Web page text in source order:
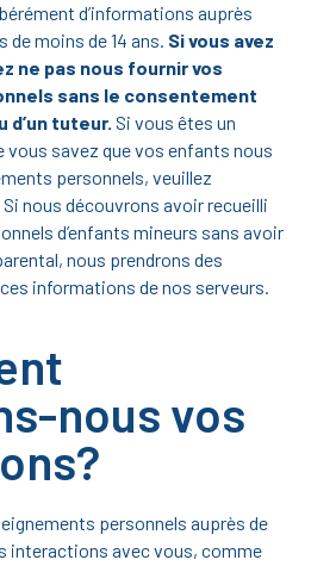
d’informations auprès
de moins de 14 ans. Si vous avez
ne pas nous fournir vos
sans le consentement
d’un tuteur. Si vous êtes un
vous savez que vos enfants nous
personnels, veuillez
nous découvrons avoir recueilli
d’enfants mineurs sans avoir
nous prendrons des
informations de nos serveurs.
nous vos
personnels auprès de
interactions avec vous, comme